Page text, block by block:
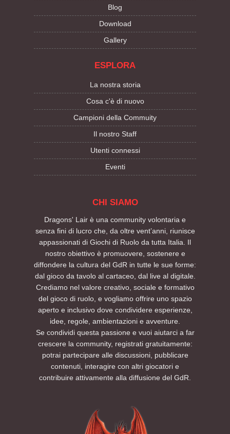
Blog
Download
Gallery
ESPLORA
La nostra storia
Cosa c'è di nuovo
Campioni della Commuity
Il nostro Staff
Utenti connessi
Eventi
CHI SIAMO
Dragons' Lair è una community volontaria e
senza fini di lucro che, da oltre vent’anni, riunisce
appassionati di Giochi di Ruolo da tutta Italia. Il
nostro obiettivo è promuovere, sostenere e
diffondere la cultura del GdR in tutte le sue forme:
dal gioco da tavolo al cartaceo, dal live al digitale.
Crediamo nel valore creativo, sociale e formativo
del gioco di ruolo, e vogliamo offrire uno spazio
aperto e inclusivo dove condividere esperienze,
idee, regole, ambientazioni e avventure.
Se condividi questa passione e vuoi aiutarci a far
crescere la community, registrati gratuitamente:
potrai partecipare alle discussioni, pubblicare
contenuti, interagire con altri giocatori e
contribuire attivamente alla diffusione del GdR.